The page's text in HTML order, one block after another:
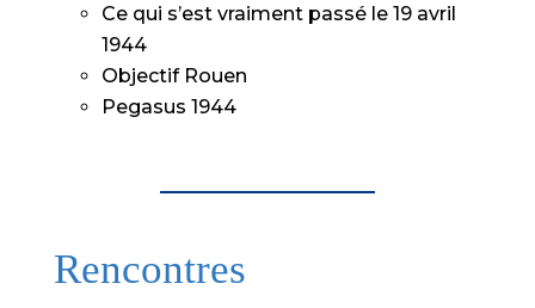
Ce qui s’est vraiment passé le 19 avril
1944
Objectif Rouen
Pegasus 1944
Rencontres